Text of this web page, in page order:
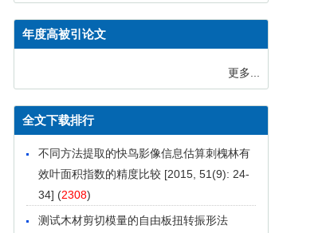
年度高被引论文
更多...
全文下载排行
不同方法提取的快鸟影像信息估算刺槐林有
效叶面积指数的精度比较 [2015, 51(9): 24-
34] (2308)
测试木材剪切模量的自由板扭转振形法